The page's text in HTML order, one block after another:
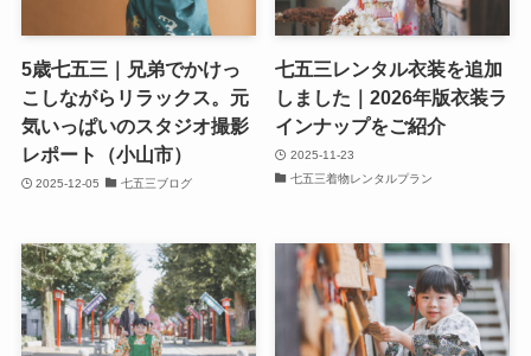
5歳七五三｜兄弟でかけっ
こしながらリラックス。元
気いっぱいのスタジオ撮影
レポート（小山市）
2025-12-05 七五三ブログ
七五三レンタル衣装を追加
しました｜2026年版衣装ラ
インナップをご紹介
2025-11-23
七五三着物レンタルプラン